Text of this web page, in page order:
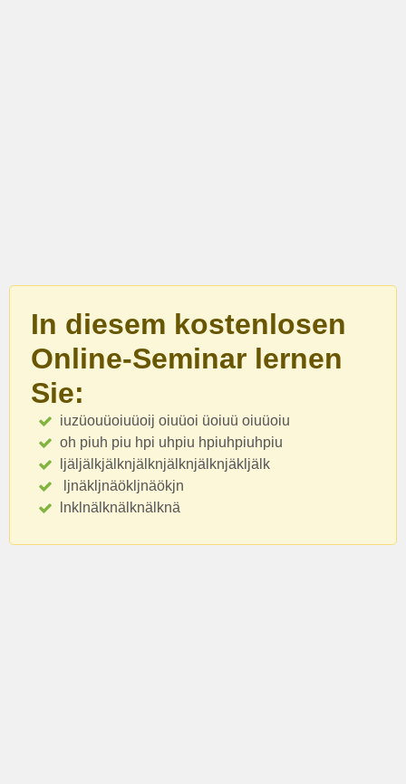
In diesem kostenlosen
Online-Seminar lernen
Sie:
iuzüouüoiuüoij oiuüoi üoiuü oiuüoiu
oh piuh piu hpi uhpiu hpiuhpiuhpiu
ljäljälkjälknjälknjälknjälknjäkljälk
ljnäkljnäökljnäökjn
lnklnälknälknälknä